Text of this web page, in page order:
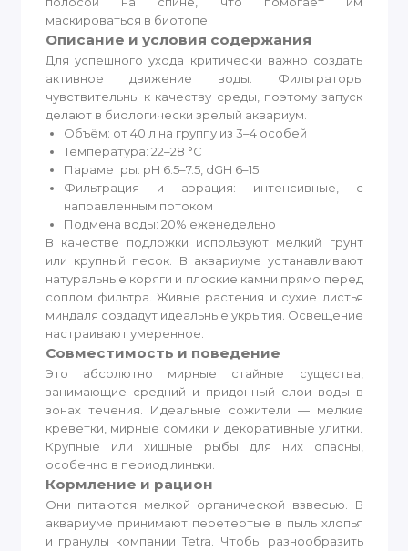
маскироваться в биотопе.
Описание и условия содержания
Для успешного ухода критически важно создать
активное движение воды. Фильтраторы
чувствительны к качеству среды, поэтому запуск
делают в биологически зрелый аквариум.
Объём: от 40 л на группу из 3–4 особей
Температура: 22–28 °C
Параметры: pH 6.5–7.5, dGH 6–15
Фильтрация и аэрация: интенсивные, с
направленным потоком
Подмена воды: 20% еженедельно
В качестве подложки используют мелкий грунт
или крупный песок. В аквариуме устанавливают
натуральные коряги и плоские камни прямо перед
соплом фильтра. Живые растения и сухие листья
миндаля создадут идеальные укрытия. Освещение
настраивают умеренное.
Совместимость и поведение
Это абсолютно мирные стайные существа,
занимающие средний и придонный слои воды в
зонах течения. Идеальные сожители — мелкие
креветки, мирные сомики и декоративные улитки.
Крупные или хищные рыбы для них опасны,
особенно в период линьки.
Кормление и рацион
Они питаются мелкой органической взвесью. В
аквариуме принимают перетертые в пыль хлопья
и гранулы компании Tetra. Чтобы разнообразить